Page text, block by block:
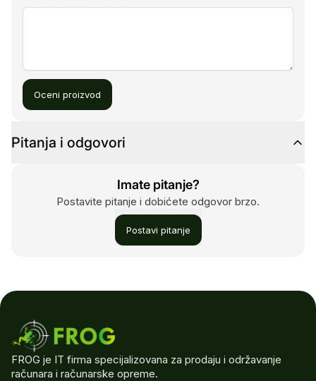
Oceni proizvod
Pitanja i odgovori
Imate pitanje?
Postavite pitanje i dobićete odgovor brzo.
Postavi pitanje
FROG je IT firma specijalizovana za prodaju i održavanje
računara i računarske opreme.